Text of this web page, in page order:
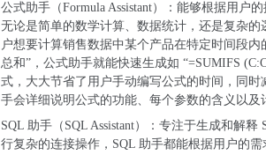
公式助手（Formula Assistant）
：能够根据用户
无论是简单的数学计算、数据统计，还是复杂
户想要计算销售数据中某个产品在特定时间段
总和”，公式助手就能快速生成如 “=SUMIFS
式，大大节省了用户手动编写公式的时间，同
手会详细说明公式的功能、每个参数的含义以及
SQL 助手（SQL Assistant）
：专注于生成和解
行复杂的连接操作，SQL 助手都能根据用户的